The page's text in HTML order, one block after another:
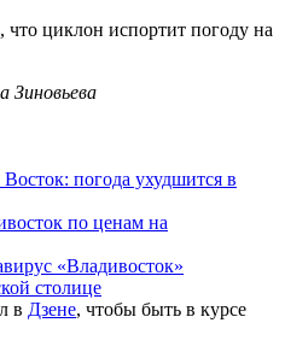
, что циклон испортит погоду на
Зиновьева
погода ухудшится в
по ценам на
«Владивосток»
столице
в Дзене, чтобы быть в курсе